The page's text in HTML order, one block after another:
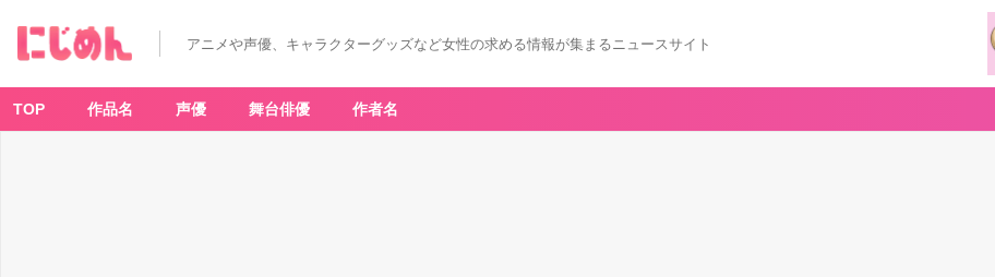
アニメや声優、キャラクターグッズなど女性の求める情報が集まるニュースサイト
TOP 作品名 声優 舞台俳優 作者名